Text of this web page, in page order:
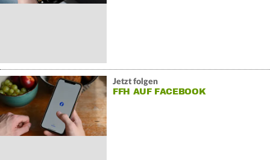
Jetzt folgen
FFH AUF FACEBOOK